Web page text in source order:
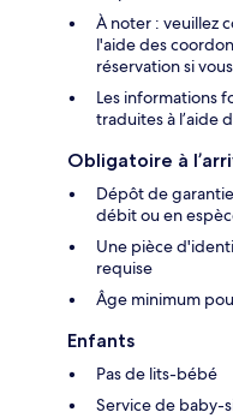
À noter : veuillez
l'aide des
réservation si
Les informations
traduites à l’aide
Obligatoire à
Dépôt de
débit ou en
Une pièce
requise
Âge minimum
Enfants
Pas de lits-bébé
Service de baby-